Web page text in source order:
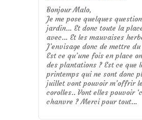
Bonjour Malo,
Je me pose quelques
jardin… Et donc toute la
avec… Et les mauvaises
J’envisage donc de mettre
Est ce qu’une fois en place
des plantations ? Est ce que
printemps qui ne sont donc
juillet vont pouvoir m’offrir
corolles.. Vont elles pouvoir
chanvre ? Merci pour tout…